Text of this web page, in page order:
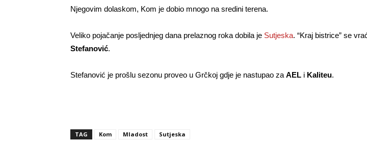
Njegovim dolaskom, Kom je dobio mnogo na sredini terena.
Veliko pojačanje posljednjeg dana prelaznog roka dobila je Sutjeska. “Kraj bistrice” se
Stefanović.
Stefanović je prošlu sezonu proveo u Grčkoj gdje je nastupao za AEL i Kaliteu.
TAG Kom Mladost Sutjeska